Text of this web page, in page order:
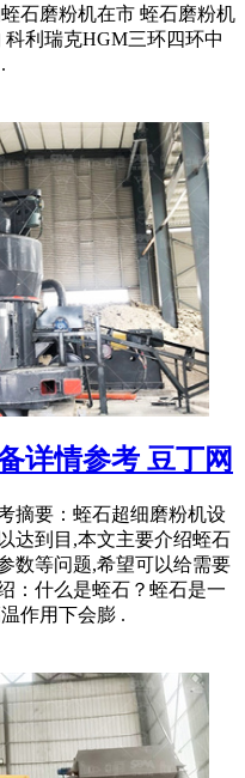
石磨粉机在市 蛭石磨粉机
利瑞克HGM三环四环中
详情参考 豆丁网
摘要：蛭石超细磨粉机设
达到目,本文主要介绍蛭石
数等问题,希望可以给需要
：什么是蛭石？蛭石是一
作用下会膨 .